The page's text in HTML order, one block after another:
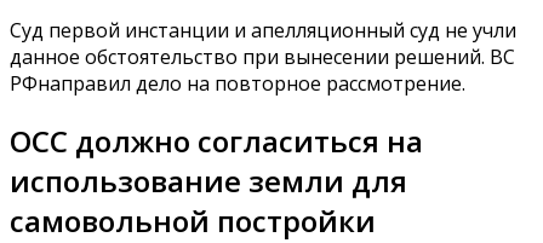
Суд первой инстанции и апелляционный суд не учли
данное обстоятельство при вынесении решений. ВС
РФнаправил дело на повторное рассмотрение.
ОСС должно согласиться на
использование земли для
самовольной постройки